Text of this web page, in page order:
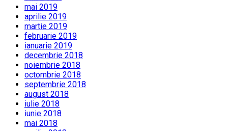
mai 2019
aprilie 2019
martie 2019
februarie 2019
ianuarie 2019
decembrie 2018
noiembrie 2018
octombrie 2018
septembrie 2018
august 2018
iulie 2018
iunie 2018
mai 2018